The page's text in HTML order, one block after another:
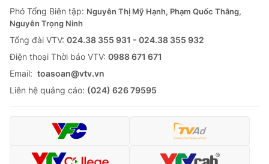
Phó Tổng Biên tập: Nguyễn Thị Mỹ Hạnh, Phạm Quốc Thắng,
Nguyễn Trọng Ninh
Tổng đài VTV: 024.38 355 931 - 024.38 355 932
Ðiện thoại Thời báo VTV: 0988 671 671
Email: toasoan@vtv.vn
Liên hệ quảng cáo: (024) 626 79595